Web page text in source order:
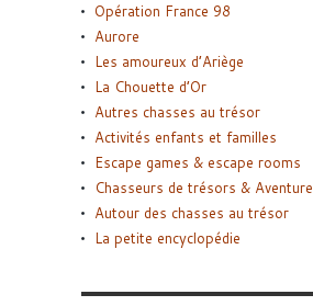
Opération France 98
Aurore
Les amoureux d’Ariège
La Chouette d’Or
Autres chasses au trésor
Activités enfants et familles
Escape games & escape rooms
Chasseurs de trésors & Aventure
Autour des chasses au trésor
La petite encyclopédie